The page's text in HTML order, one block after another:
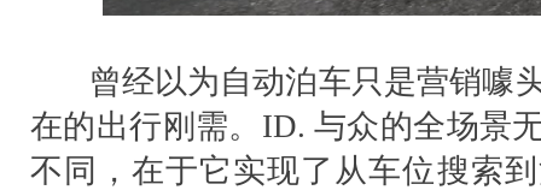
曾经以为自动泊车只是营销噱
在的出行刚需。ID. 与众的全场景
不同，在于它实现了从车位搜索